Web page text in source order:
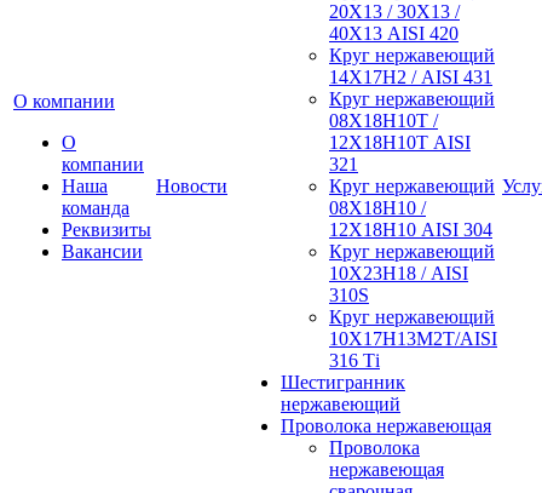
О компании
О
компании
Наша
команда
Реквизиты
Вакансии
Новости
20Х13 / 30Х13 /
40Х13 AISI 420
Круг нержавеющий
14Х17Н2 / AISI 431
Круг нержавеющий
08Х18Н10Т /
12Х18Н10Т AISI
321
Круг нержавеющий
08Х18Н10 /
12Х18Н10 AISI 304
Круг нержавеющий
10Х23Н18 / AISI
310S
Круг нержавеющий
10Х17Н13М2Т/AISI
316 Тi
Шестигранник
нержавеющий
Проволока нержавеющая
Проволока
нержавеющая